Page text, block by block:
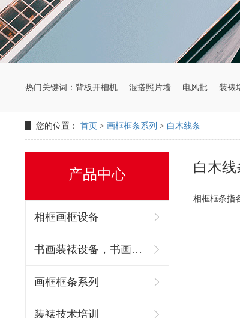
热门关键词： 背板开槽机 混搭照片墙 电风批 装裱
您的位置： 首页 > 画框框条系列 > 白木线条
产品中心
相框画框设备
书画装裱设备，书画装裱机
画框框条系列
装裱技术培训
白木线
相框框条指